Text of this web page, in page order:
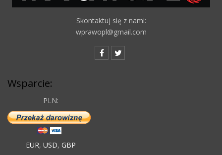
Skontaktuj się z nami:
wprawopl@gmail.com
Wsparcie:
PLN:
EUR, USD, GBP